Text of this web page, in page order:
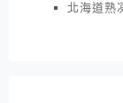
北海道熟